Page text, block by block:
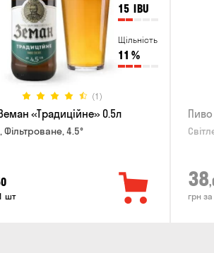
15 IBU
Щільність
11 %
(1)
«Традиційне» 0.5л
Фільтроване, 4.5°
шт
38
грн